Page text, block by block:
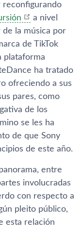
reconfigurando
a nivel
la música por
de TikTok
plataforma
ha tratado
ofreciendo a sus
pares, como
de l os
se les ha
de que Sony
de este año.
entre
involucradas
con respecto a
pleito público,
esta relación